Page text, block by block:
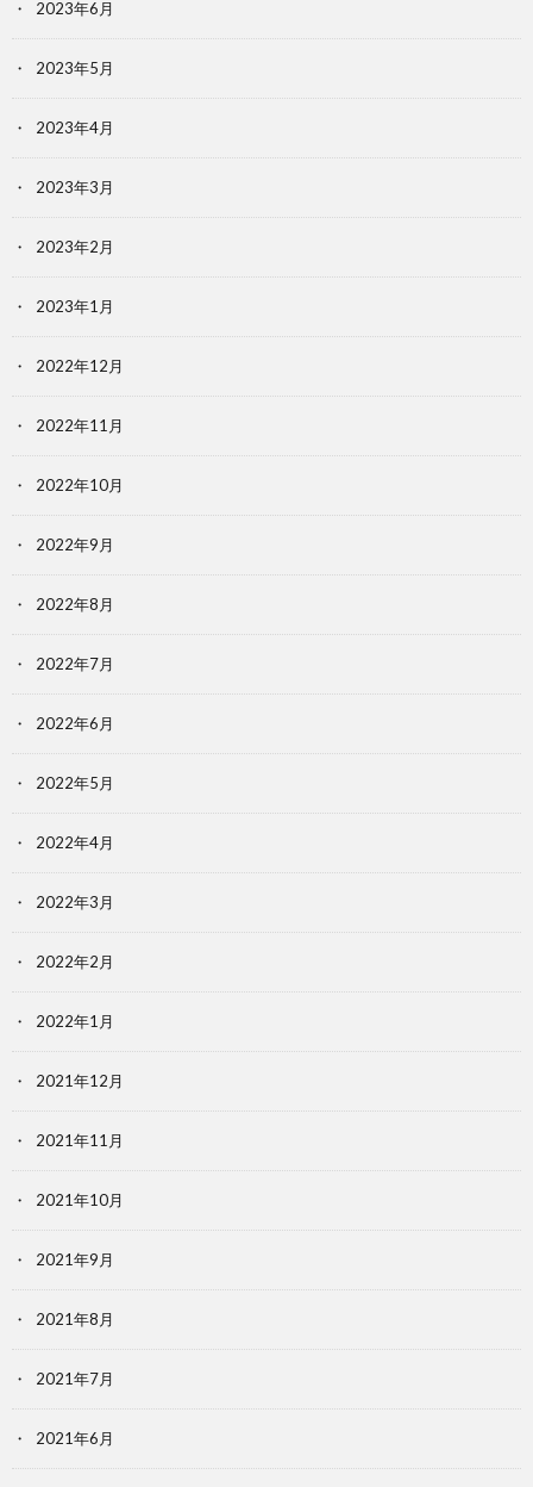
2023年6月
2023年5月
2023年4月
2023年3月
2023年2月
2023年1月
2022年12月
2022年11月
2022年10月
2022年9月
2022年8月
2022年7月
2022年6月
2022年5月
2022年4月
2022年3月
2022年2月
2022年1月
2021年12月
2021年11月
2021年10月
2021年9月
2021年8月
2021年7月
2021年6月